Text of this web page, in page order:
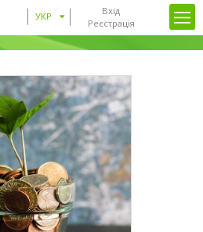
Вхід
Реєстрація
УКР